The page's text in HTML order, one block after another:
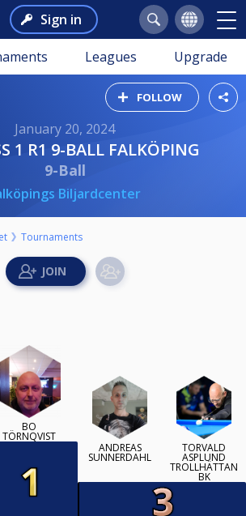
Sign in
Leagues Upgrade
FOLLOW
January 20, 2024
1 R1 9-BALL FALKÖPING
9-Ball
Biljardcenter
Tournaments
BO
TÖRNQVIST
ANDREAS
SUNNERDAHL
TORVALD
ASPLUND
TROLLHÄTTAN
BK